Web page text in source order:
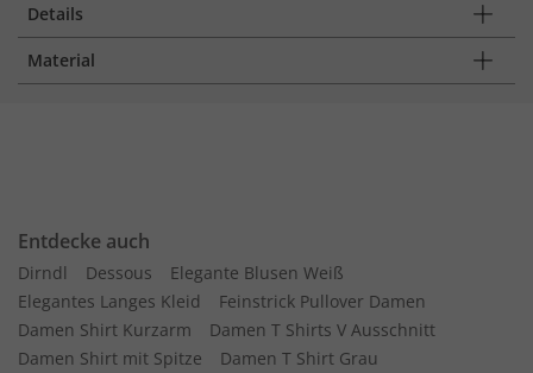
Details
Material
Entdecke auch
Dirndl Dessous
Elegante Blusen Weiß
Elegantes Langes Kleid
Feinstrick Pullover Damen
Damen Shirt Kurzarm
Damen T Shirts V Ausschnitt
Damen Shirt mit Spitze
Damen T Shirt Grau